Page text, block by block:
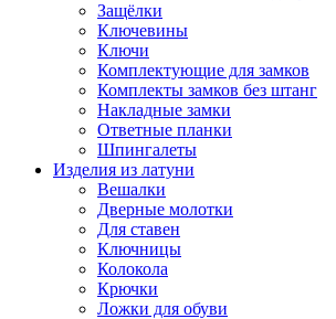
Защёлки
Ключевины
Ключи
Комплектующие для замков
Комплекты замков без штанг
Накладные замки
Ответные планки
Шпингалеты
Изделия из латуни
Вешалки
Дверные молотки
Для ставен
Ключницы
Колокола
Крючки
Ложки для обуви